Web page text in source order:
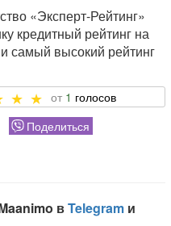
«Эксперт-Рейтинг»
кредитный рейтинг на
самый высокий рейтинг
1